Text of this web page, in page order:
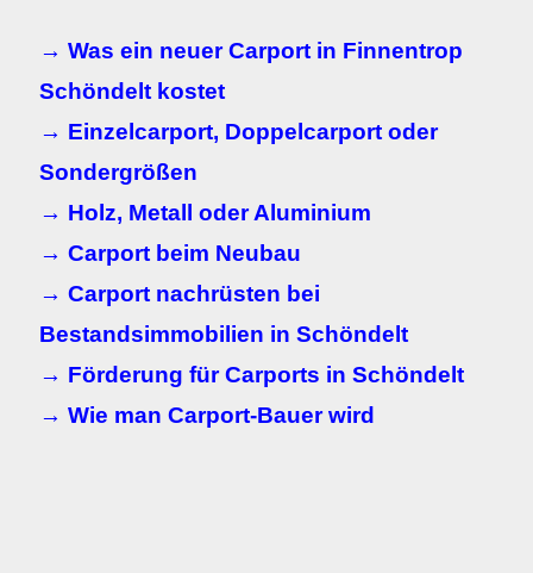
→ Was ein neuer Carport in Finnentrop
Schöndelt kostet
→ Einzelcarport, Doppelcarport oder
Sondergrößen
→ Holz, Metall oder Aluminium
→ Carport beim Neubau
→ Carport nachrüsten bei
Bestandsimmobilien in Schöndelt
→ Förderung für Carports in Schöndelt
→ Wie man Carport-Bauer wird